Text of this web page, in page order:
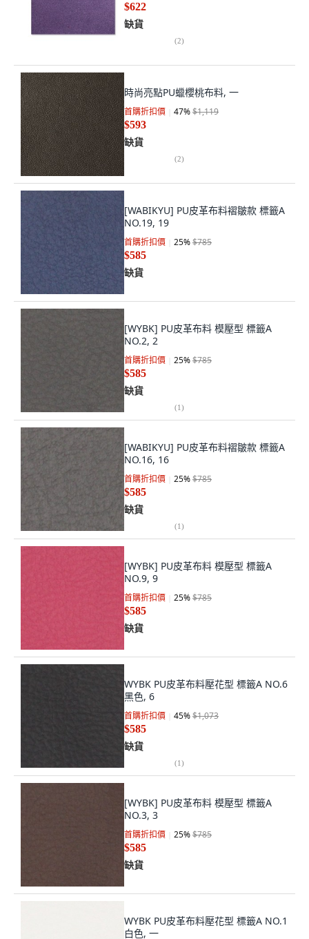
$622
缺貨
(2)
時尚亮點PU蠟櫻桃布料, 一
首購折扣價 47%$1,119
$593
缺貨
(2)
[WABIKYU] PU皮革布料褶皺款 標籤A
NO.19, 19
首購折扣價 25%$785
$585
缺貨
[WYBK] PU皮革布料 模壓型 標籤A
NO.2, 2
首購折扣價 25%$785
$585
缺貨
(1)
[WABIKYU] PU皮革布料褶皺款 標籤A
NO.16, 16
首購折扣價 25%$785
$585
缺貨
(1)
[WYBK] PU皮革布料 模壓型 標籤A
NO.9, 9
首購折扣價 25%$785
$585
缺貨
WYBK PU皮革布料壓花型 標籤A NO.6
黑色, 6
首購折扣價 45%$1,073
$585
缺貨
(1)
[WYBK] PU皮革布料 模壓型 標籤A
NO.3, 3
首購折扣價 25%$785
$585
缺貨
WYBK PU皮革布料壓花型 標籤A NO.1
白色, 一